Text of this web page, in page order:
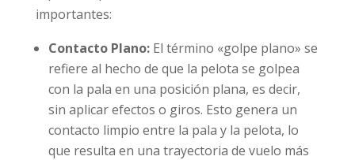
importantes:
Contacto Plano:El término «golpe plano» se
refiere al hecho de que la pelota se golpea
con la pala en una posición plana, es decir,
sin aplicar efectos o giros. Esto genera un
contacto limpio entre la pala y la pelota, lo
que resulta en una trayectoria de vuelo más